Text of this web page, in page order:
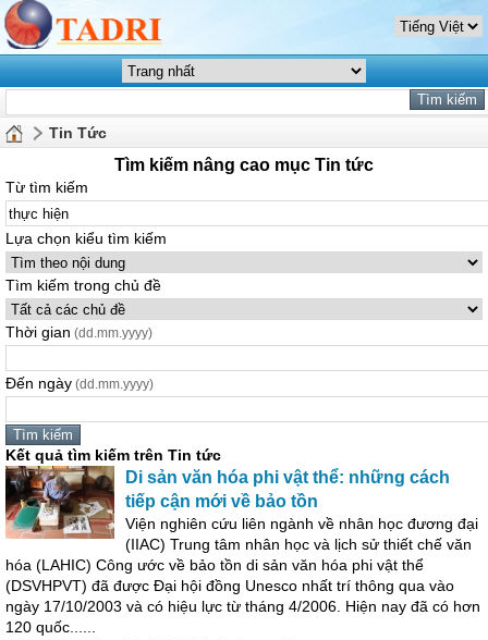
Tin Tức
Tìm kiếm nâng cao mục Tin tức
Từ tìm kiếm
Lựa chọn kiểu tìm kiếm
Tìm kiếm trong chủ đề
Thời gian (dd.mm.yyyy)
Đến ngày (dd.mm.yyyy)
Kết quả tìm kiếm trên Tin tức
Di sản văn hóa phi vật thể: những cách
tiếp cận mới về bảo tồn
Viện nghiên cứu liên ngành về nhân học đương đại
(IIAC) Trung tâm nhân học và lịch sử thiết chế văn
hóa (LAHIC) Công ước về bảo tồn di sản văn hóa phi vật thể
(DSVHPVT) đã được Đại hội đồng Unesco nhất trí thông qua vào
ngày 17/10/2003 và có hiệu lực từ tháng 4/2006. Hiện nay đã có hơn
120 quốc......